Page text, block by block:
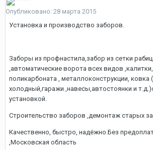
Опубликовано: 28 марта 2015
Установка и производство заборов.
Заборы из профнастила,забор из сетки
,автоматические ворота всех видов
поликарбоната , металлоконструкции, ковка
холодный,гаражи ,навесы,автостоянки и
установкой.
Строительство заборов ,демонтаж старых
Качественно, быстро, надёжно.Без
,Московская область